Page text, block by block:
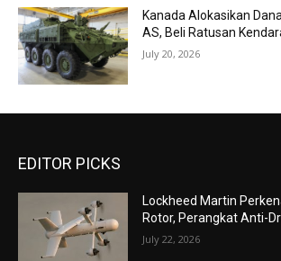
Kanada Alokasikan
AS, Beli Ratusan
July 20, 2026
EDITOR PICKS
Lockheed Martin
Rotor, Perangkat Anti-
July 22, 2026